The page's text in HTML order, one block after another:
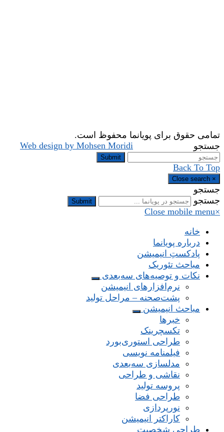
تمامی حقوق برای پویانما محفوظ است.
Web design by Mohsen Moridi
جستجو
Submit
Back To Top
×
Close search
جستجو
جستجو
Submit
×
Close mobile menu
خانه
درباره پویانما
پادکستِ انیمیشن
مباحث تئوریک
نکات و توصیه‌های‌ سه‌بعدی
نرم‌افزارهای انیمیشن
پشت‌صحنه – مراحل تولید
مباحث انیمیشن
خبرها
تکسچرینک
طراحی استوری‌بورد
فیلمنامه نویسی
مدلسازی سه‌بعدی
نقاشی و طراحی
پروسه تولید
طراحی فضا
نورپردازی
کاراکتر انیمیشن
طراحی شخصیت